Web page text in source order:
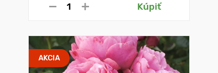
Kúpiť
AKCIA